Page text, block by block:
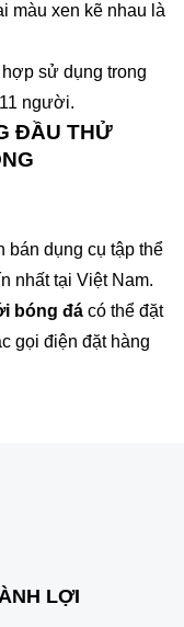
màu xen kẽ nhau là
sử dụng trong
người.
ĐẦU THỬ
bán dụng cụ tập thể
nhất tại Việt Nam.
bóng đá có thể đặt
gọi điện đặt hàng
LỢI